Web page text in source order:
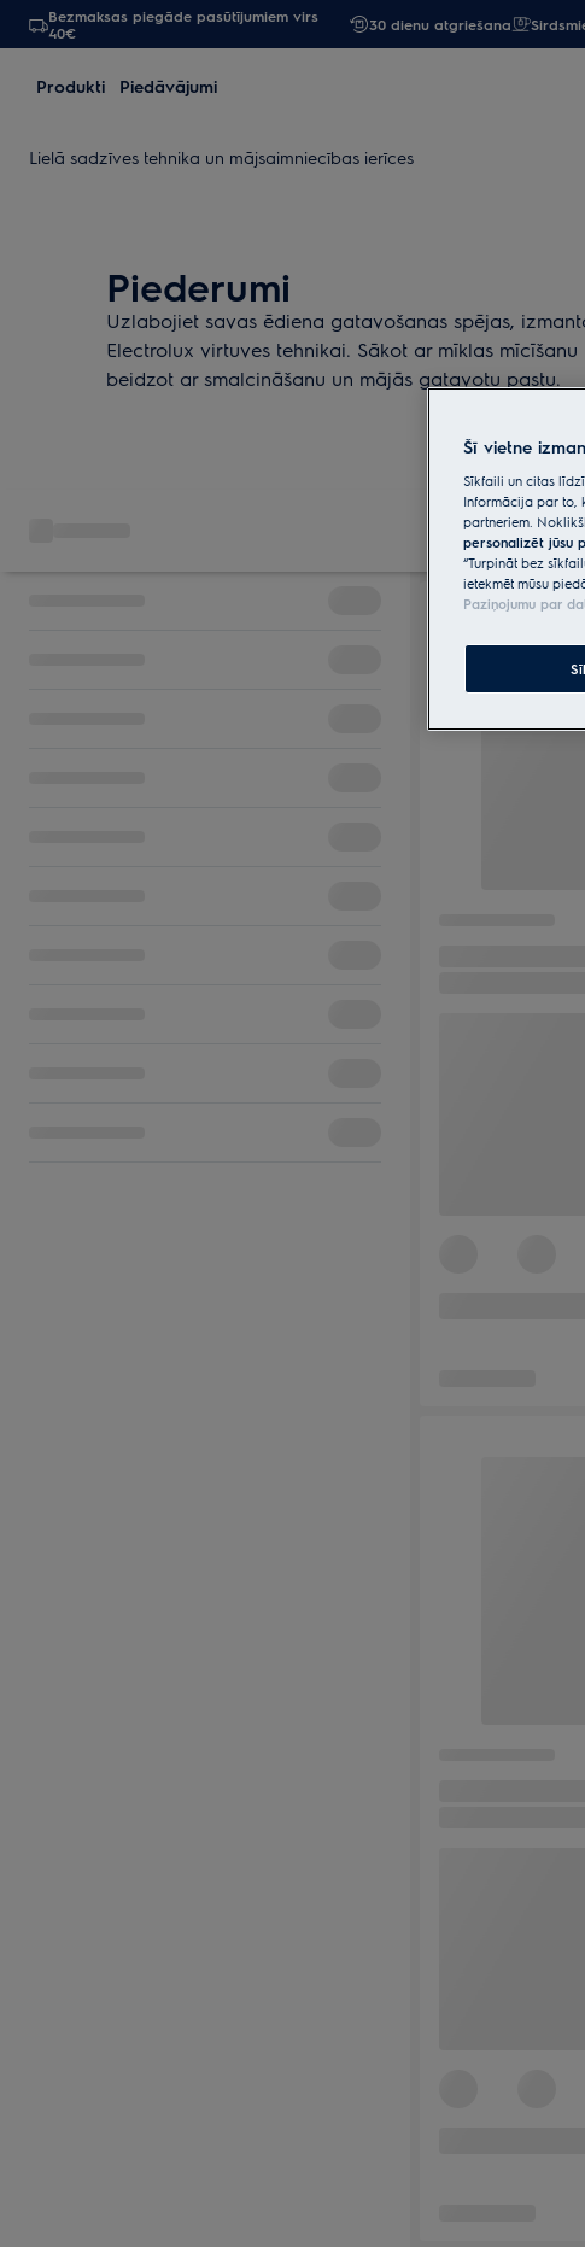
Bezmaksas piegāde pasūtījumiem virs
40€
30 dienu atgriešana
Produkti Piedāvājumi
Lielā sadzīves tehnika un mājsaimniecības ierīces
Piederumi
Uzlabojiet savas ēdiena gatavošanas spējas,
Electrolux virtuves tehnikai. Sākot ar mīklas mīcīšanu
beidzot ar smalcināšanu un mājās gatavotu pastu.
Šī vietne
Sīkfaili un citas
Informācija par to,
partneriem.
personalizēt jūsu
“Turpināt bez
ietekmēt mūsu
Paziņojumu par